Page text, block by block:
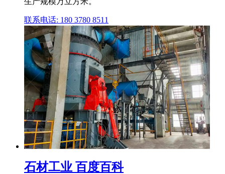
联系电话: 180 3780 8511
石材工业 百度百科